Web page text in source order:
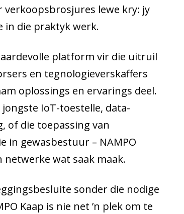
verkoopsbrosjures lewe kry: jy
in die praktyk werk.
platform vir die uitruil
en tegnologieverskaffers
oplossings en ervarings deel.
IoT-toestelle, data-
of die toepassing van
in gewasbestuur – NAMPO
netwerke wat saak maak.
sonder die nodige
Kaap is nie net ’n plek om te